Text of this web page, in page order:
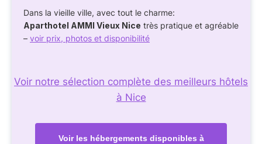
Dans la vieille ville, avec tout le charme:
Aparthotel AMMI Vieux Nice très pratique et agréable
– voir prix, photos et disponibilité
Voir notre sélection complète des meilleurs hôtels
à Nice
Voir les hébergements disponibles à